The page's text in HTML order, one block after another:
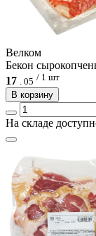
Велком
Бекон
17 . 05 / 1 шт
В корзину
На складе